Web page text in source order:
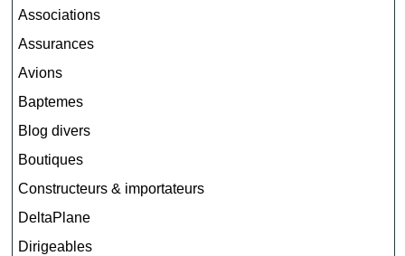
Associations
Assurances
Avions
Baptemes
Blog divers
Boutiques
Constructeurs & importateurs
DeltaPlane
Dirigeables